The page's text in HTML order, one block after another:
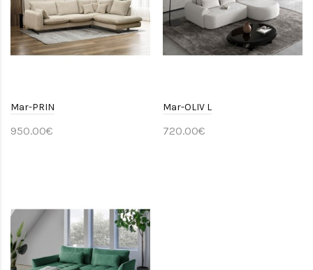
Mar-PRIN
950.00€
Mar-OLIV L
720.00€